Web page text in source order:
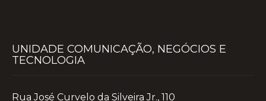
UNIDADE COMUNICAÇÃO, NEGÓCIOS E
TECNOLOGIA
Rua José Curvelo da Silveira Jr., 110